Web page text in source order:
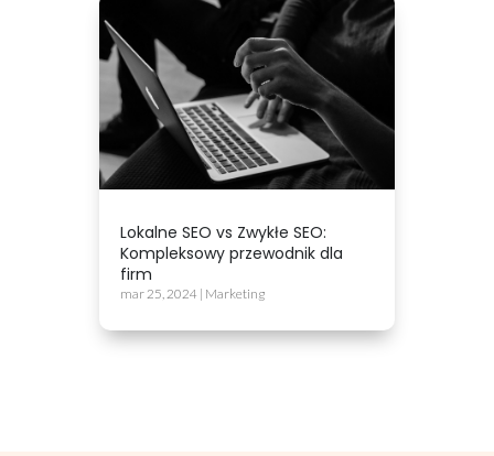
Lokalne SEO vs Zwykłe SEO:
Kompleksowy przewodnik dla
firm
mar 25, 2024 | Marketing